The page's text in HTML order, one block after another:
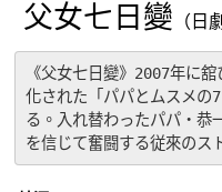
父女七日變 （日
《父女七日變》2007年に
化された「パパとムスメの
る。入れ替わったパパ・恭
を信じて奮闘する従來のス